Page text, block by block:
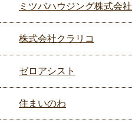
ミツバハウジング株式会社
株式会社クラリコ
ゼロアシスト
住まいのわ